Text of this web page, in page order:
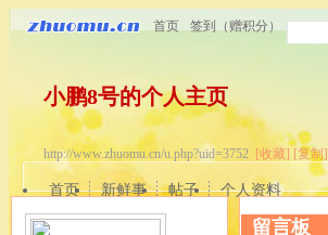
首页 签到（赠积分）
小鹏8号的个人主页
http://www.zhuomu.cn/u.php?uid=3752 [收藏] [复制]
首页 新鲜事 帖子 个人资料
留言板